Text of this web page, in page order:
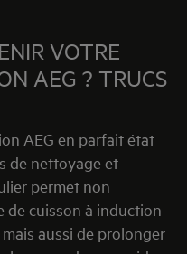
VOTRE
AEG ? TRUCS
AEG en parfait état
de nettoyage et
permet non
de cuisson à induction
aussi de prolonger